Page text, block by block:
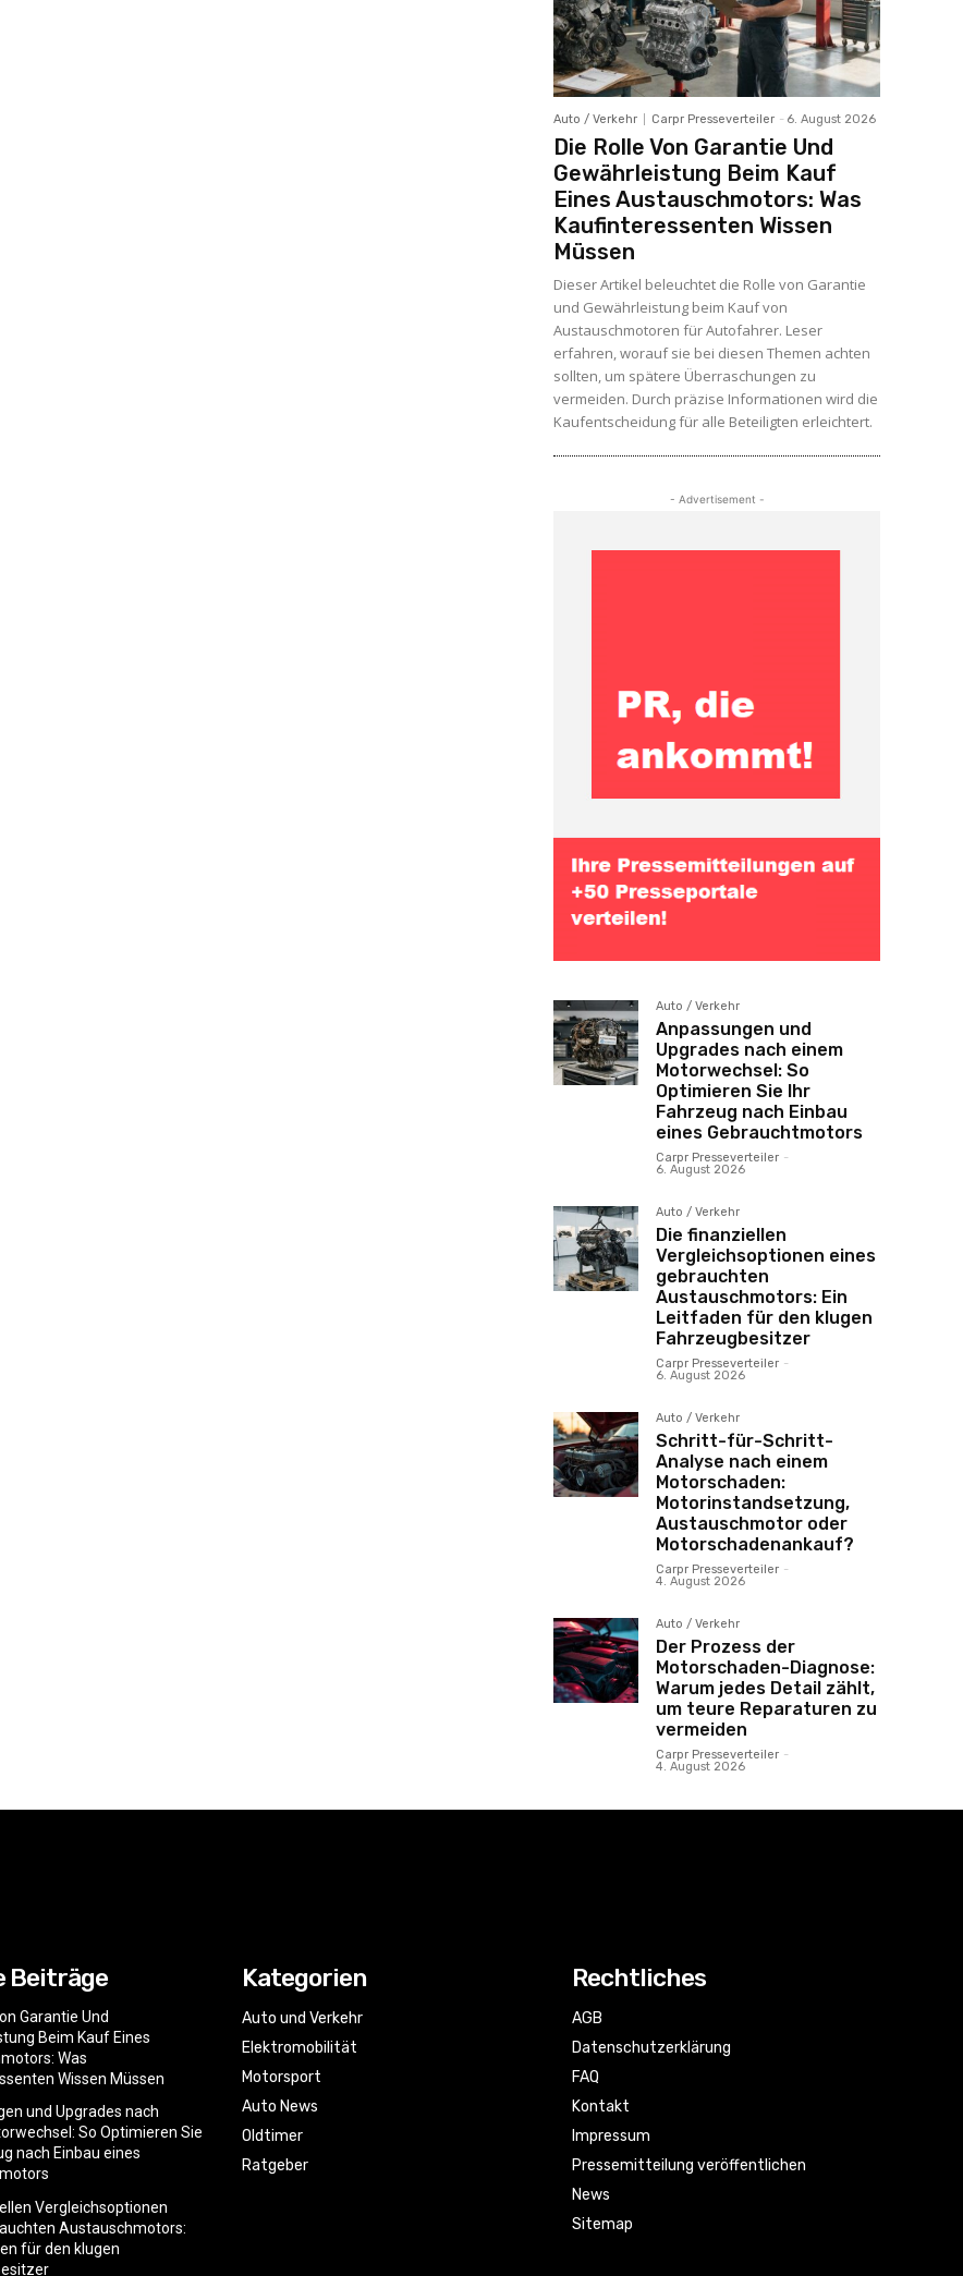
Auto / Verkehr Carpr Presseverteiler - 6. August 2026
Die Rolle Von Garantie Und
Gewährleistung Beim Kauf
Eines Austauschmotors: Was
Kaufinteressenten Wissen
Müssen
Dieser Artikel beleuchtet die Rolle von Garantie
und Gewährleistung beim Kauf von
Austauschmotoren für Autofahrer. Leser
erfahren, worauf sie bei diesen Themen achten
sollten, um spätere Überraschungen zu
vermeiden. Durch präzise Informationen wird die
Kaufentscheidung für alle Beteiligten erleichtert.
- Advertisement -
Auto / Verkehr
Anpassungen und
Upgrades nach einem
Motorwechsel: So
Optimieren Sie Ihr
Fahrzeug nach Einbau
eines Gebrauchtmotors
Carpr Presseverteiler -
6. August 2026
Auto / Verkehr
Die finanziellen
Vergleichsoptionen eines
gebrauchten
Austauschmotors: Ein
Leitfaden für den klugen
Fahrzeugbesitzer
Carpr Presseverteiler -
6. August 2026
Auto / Verkehr
Schritt-für-Schritt-
Analyse nach einem
Motorschaden:
Motorinstandsetzung,
Austauschmotor oder
Motorschadenankauf?
Carpr Presseverteiler -
4. August 2026
Auto / Verkehr
Der Prozess der
Motorschaden-Diagnose:
Warum jedes Detail zählt,
um teure Reparaturen zu
vermeiden
Carpr Presseverteiler -
4. August 2026
Beiträge
Garantie Und
Beim Kauf Eines
Was
Wissen Müssen
und Upgrades nach
So Optimieren Sie
nach Einbau eines
Vergleichsoptionen
Austauschmotors:
für den klugen
Kategorien
Auto und Verkehr
Elektromobilität
Motorsport
Auto News
Oldtimer
Ratgeber
Rechtliches
AGB
Datenschutzerklärung
FAQ
Kontakt
Impressum
Pressemitteilung veröffentlichen
News
Sitemap